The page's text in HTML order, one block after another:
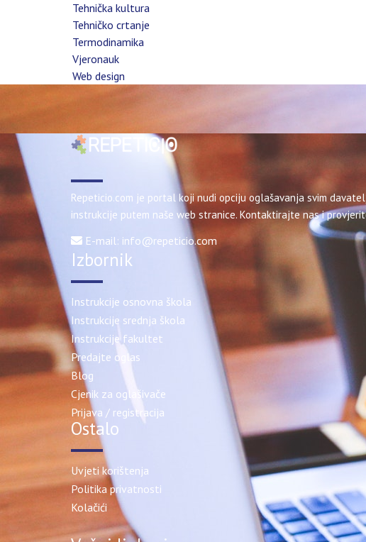
Tehnička kultura
Tehničko crtanje
Termodinamika
Vjeronauk
Web design
Repeticio.com je portal koji nudi opciju oglašavanja svim
instrukcije putem naše web stranice. Kontaktirajte nas i
E-mail: info@repeticio.com
Izbornik
Instrukcije osnovna škola
Instrukcije srednja škola
Instrukcije fakultet
Predajte oglas
Blog
Cjenik za oglašivače
Prijava / registracija
Ostalo
Uvjeti korištenja
Politika privatnosti
Kolačići